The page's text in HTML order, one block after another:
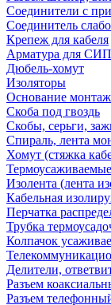
Соединители с
Соединитель
Крепеж для кабеля
Арматура для СИП
Дюбель-хомут
Изоляторы
Основание
Скоба под гвоздь
Скобы, серьги,
Спираль, лента
Хомут (стяжка
Изолента (лента
Кабельная
Перчатка
Трубка
Колпачок
Делители,
Разъем
Разъем